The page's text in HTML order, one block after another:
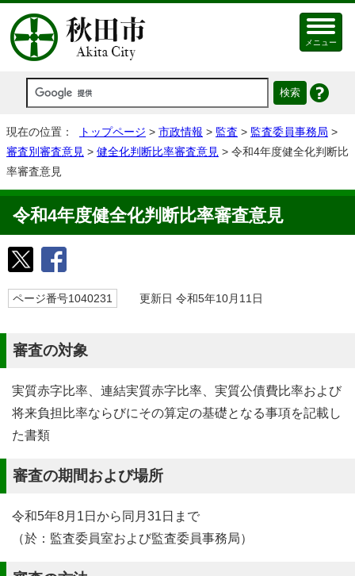
メニュー
現在の位置： トップページ > 市政情報 > 監査 > 監査委員事務局 >
審査別審査意見 > 健全化判断比率審査意見 > 令和4年度健全化判断比
率審査意見
令和4年度健全化判断比率審査意見
ページ番号1040231 更新日 令和5年10月11日
審査の対象
実質赤字比率、連結実質赤字比率、実質公債費比率および
将来負担比率ならびにその算定の基礎となる事項を記載し
た書類
審査の期間および場所
令和5年8月1日から同月31日まで
（於：監査委員室および監査委員事務局）